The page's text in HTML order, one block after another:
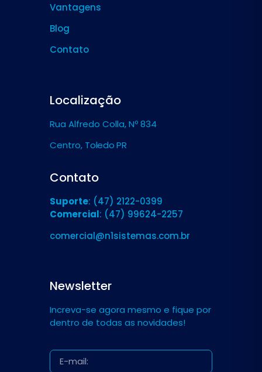
Vantagens
Blog
Contato
Localização
Rua Alfredo Colla, Nº 834
Centro, Toledo PR
Contato
Suporte: (47) 2122-0399
Comercial: (47) 99624-2257
comercial@n1sistemas.com.br
Newsletter
Increva-se agora mesmo e fique por
dentro de todas as novidades!